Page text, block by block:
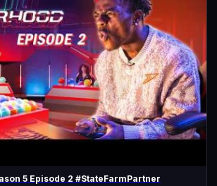
5 Episode 2 #StateFarmPartner